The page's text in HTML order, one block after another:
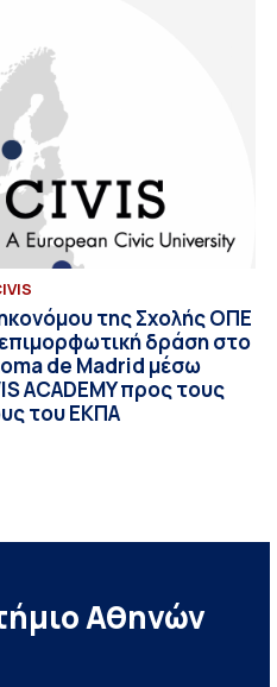
της Σχολής ΟΠΕ
δράση στο
de Madrid μέσω
ACADEMY προς τους
του ΕΚΠΑ
Αθηνών